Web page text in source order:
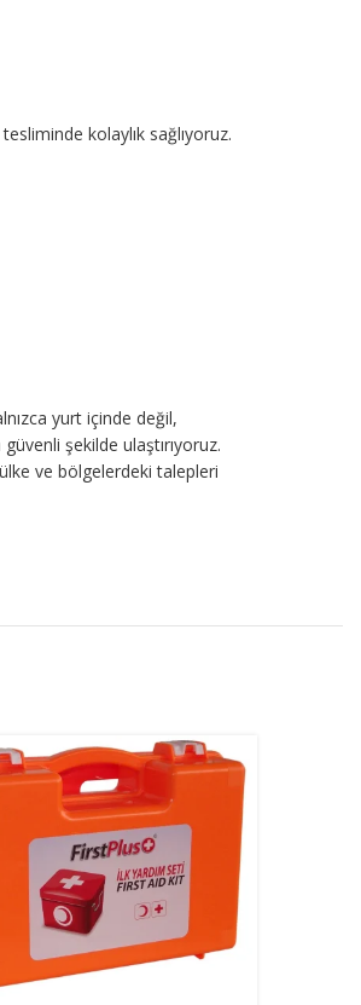
kolaylık sağlıyoruz.
yurt içinde değil,
şekilde ulaştırıyoruz.
ve bölgelerdeki talepleri